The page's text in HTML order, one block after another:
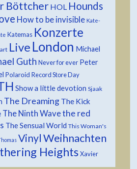
Böttcher HOL Hounds
How to be invisible Kate-
Katemas Konzerte
Live London Michael
Guth Never for ever Peter
Polaroid Record Store Day
Show a little devotion Sjaak
The Dreaming The Kick
The Ninth Wavethe red
The Sensual World This Woman's
VinylWeihnachten
Heights Xavier